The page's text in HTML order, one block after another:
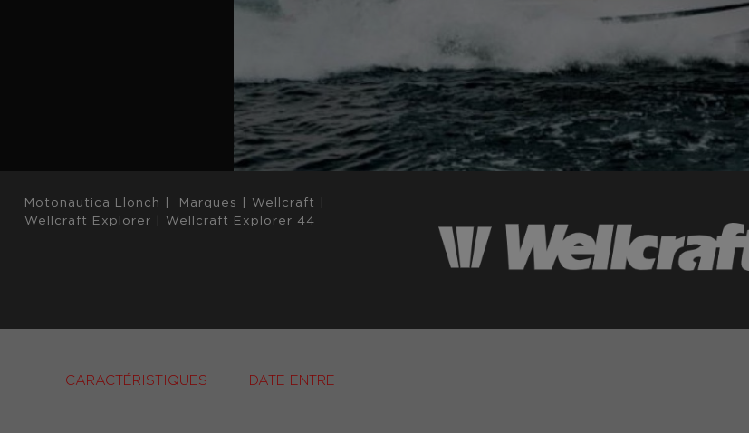
Motonautica Llonch Marques Wellcraft
Wellcraft Explorer
Wellcraft Explorer 44
CARACTÉRISTIQUES DATE ENTRE